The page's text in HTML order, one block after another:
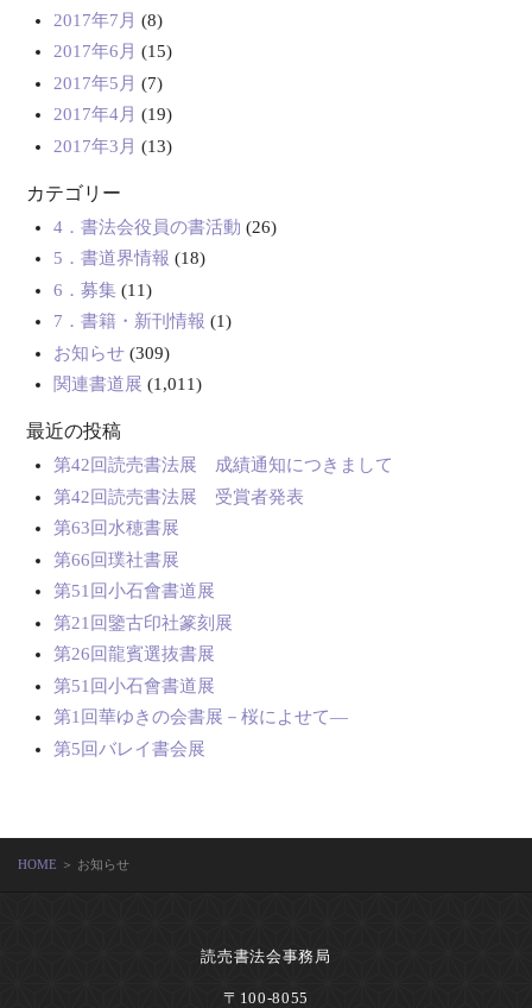
2017年7月 (8)
2017年6月 (15)
2017年5月 (7)
2017年4月 (19)
2017年3月 (13)
カテゴリー
4．書法会役員の書活動 (26)
5．書道界情報 (18)
6．募集(11)
7．書籍・新刊情報 (1)
お知らせ(309)
関連書道展 (1,011)
最近の投稿
第42回読売書法展 成績通知につきまして
第42回読売書法展 受賞者発表
第63回水穂書展
第66回璞社書展
第51回小石會書道展
第21回鑒古印社篆刻展
第26回龍賓選抜書展
第51回小石會書道展
第1回華ゆきの会書展－桜によせて―
第5回バレイ書会展
HOME ＞ お知らせ
読売書法会事務局
〒100-8055